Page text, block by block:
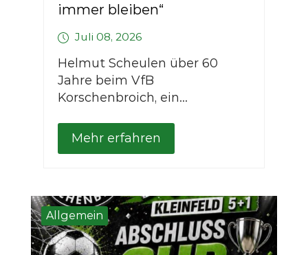
immer bleiben“
Juli 08, 2026
Helmut Scheulen über 60
Jahre beim VfB
Korschenbroich, ein...
Mehr erfahren
Allgemein